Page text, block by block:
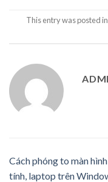
This entry was posted in
Cách phóng to màn
tính, laptop trên